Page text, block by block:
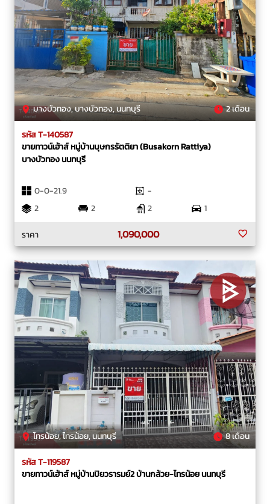
บางบัวทอง, บางบัวทอง, นนทบุรี 2 เดือน
รหัส T-140587
ขายทาวน์เฮ้าส์ หมู่บ้านบุษกรรัตติยา (Busakorn Rattiya)
บางบัวทอง นนทบุรี
0-0-21.9
-
2
2 2
1
ราคา
1,090,000
ไทรน้อย, ไทรน้อย, นนทบุรี 8 เดือน
รหัส T-119587
ขายทาวน์เฮ้าส์ หมู่บ้านปิยวรารมย์2 บ้านกล้วย-ไทรน้อย นนทบุรี